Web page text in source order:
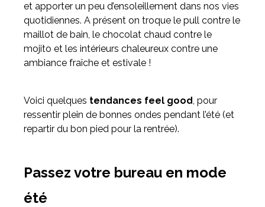
Inspirez-vous du catalogue
Personnalisez nos modèles pour créer le meuble qui vous
ressemble.
et apporter un peu d’ensoleillement dans nos vies
quotidiennes. A présent on troque le pull contre le
maillot de bain, le chocolat chaud contre le
mojito et les intérieurs chaleureux contre une
ambiance fraîche et estivale !
Voici quelques tendances feel good, pour
ressentir plein de bonnes ondes pendant l’été (et
repartir du bon pied pour la rentrée).
Passez votre bureau en mode
été